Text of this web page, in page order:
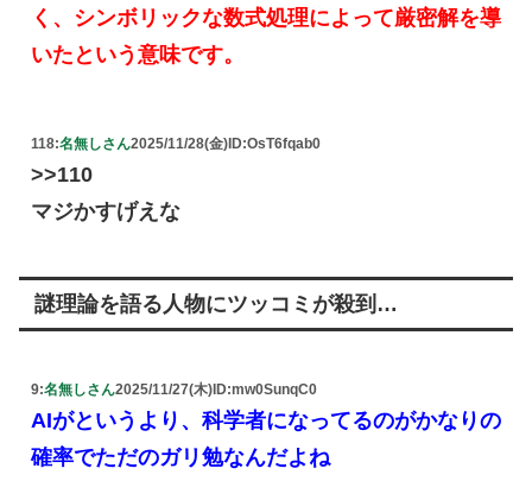
く、シンボリックな数式処理によって厳密解を導
いたという意味です。
118:名無しさん2025/11/28(金) ID:OsT6fqab0
>>110
マジかすげえな
謎理論を語る人物にツッコミが殺到…
9:名無しさん2025/11/27(木) ID:mw0SunqC0
AIがというより、科学者になってるのがかなりの
確率でただのガリ勉なんだよね